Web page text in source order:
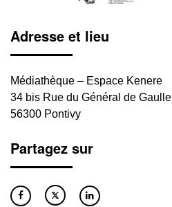
Adresse et lieu
Médiathèque – Espace Kenere
34 bis Rue du Général de Gaulle
56300 Pontivy
Partagez sur